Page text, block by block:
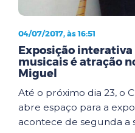
04/07/2017, às 16:51
Exposição
musicais é atração
Miguel
Até o próximo dia 23, o
abre espaço para a
acontece de segunda a